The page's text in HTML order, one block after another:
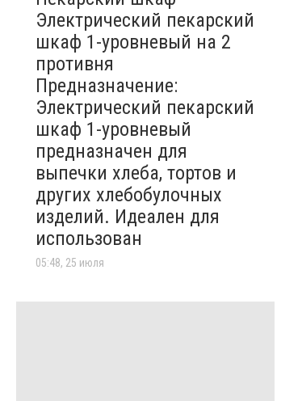
Электрический пекарский
шкаф 1-уровневый на 2
противня
Предназначение:
Электрический пекарский
шкаф 1-уровневый
предназначен для
выпечки хлеба, тортов и
других хлебобулочных
изделий. Идеален для
использован
05:48, 25 июля